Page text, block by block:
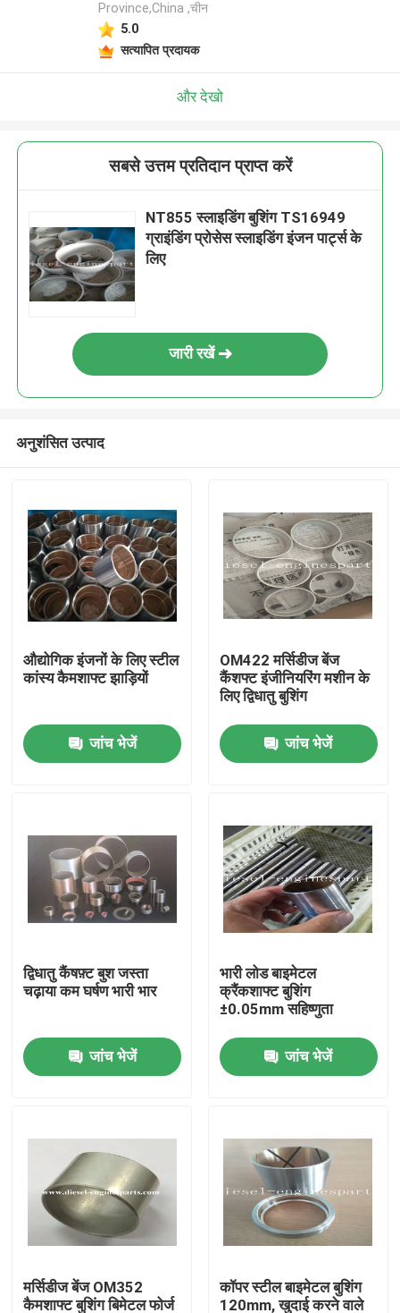
उत्पाद
वीडियो
वीआर दिखाएँ
फैक्टरी यात्रा
हमसे संपर्क करें
एक बोली का अनुरोध
डीजल इंजन के पुर्जे
Province,China ,चीन
5.0
सत्यापित प्रदायक
और देखो
सबसे उत्तम प्रतिदान प्राप्त करें
NT855 स्लाइडिंग बुशिंग TS16949
ग्राइंडिंग प्रोसेस स्लाइडिंग इंजन पार्ट्स के
लिए
जारी रखें
अनुशंसित उत्पाद
औद्योगिक इंजनों के लिए स्टील
कांस्य कैमशाफ्ट झाड़ियों
जांच भेजें
OM422 मर्सिडीज बेंज
कैंशफ्ट इंजीनियरिंग मशीन के
लिए द्विधातु बुशिंग
जांच भेजें
द्विधातु कैंषफ़्ट बुश जस्ता
चढ़ाया कम घर्षण भारी भार
जांच भेजें
भारी लोड बाइमेटल
क्रैंकशाफ्ट बुशिंग
±0.05mm सहिष्णुता
जांच भेजें
मर्सिडीज बेंज OM352
कैमशाफ्ट बुशिंग बिमेटल फोर्ज
कॉपर स्टील बाइमेटल बुशिंग
120mm, खुदाई करने वाले